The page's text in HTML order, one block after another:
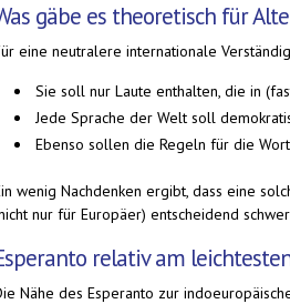
gäbe es theoretisch für
eine neutralere internationale
Sie soll nur Laute enthalten, die in
Jede Sprache der Welt soll
Ebenso sollen die Regeln für die
wenig Nachdenken ergibt, dass eine
nur für Europäer) entscheidend
relativ am
Nähe des Esperanto zur